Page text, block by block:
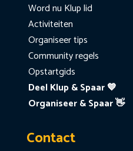
Word nu Klup lid
Activiteiten
Organiseer tips
Community regels
Opstartgids
Deel Klup & Spaar 💙
Organiseer & Spaar 👋
Contact